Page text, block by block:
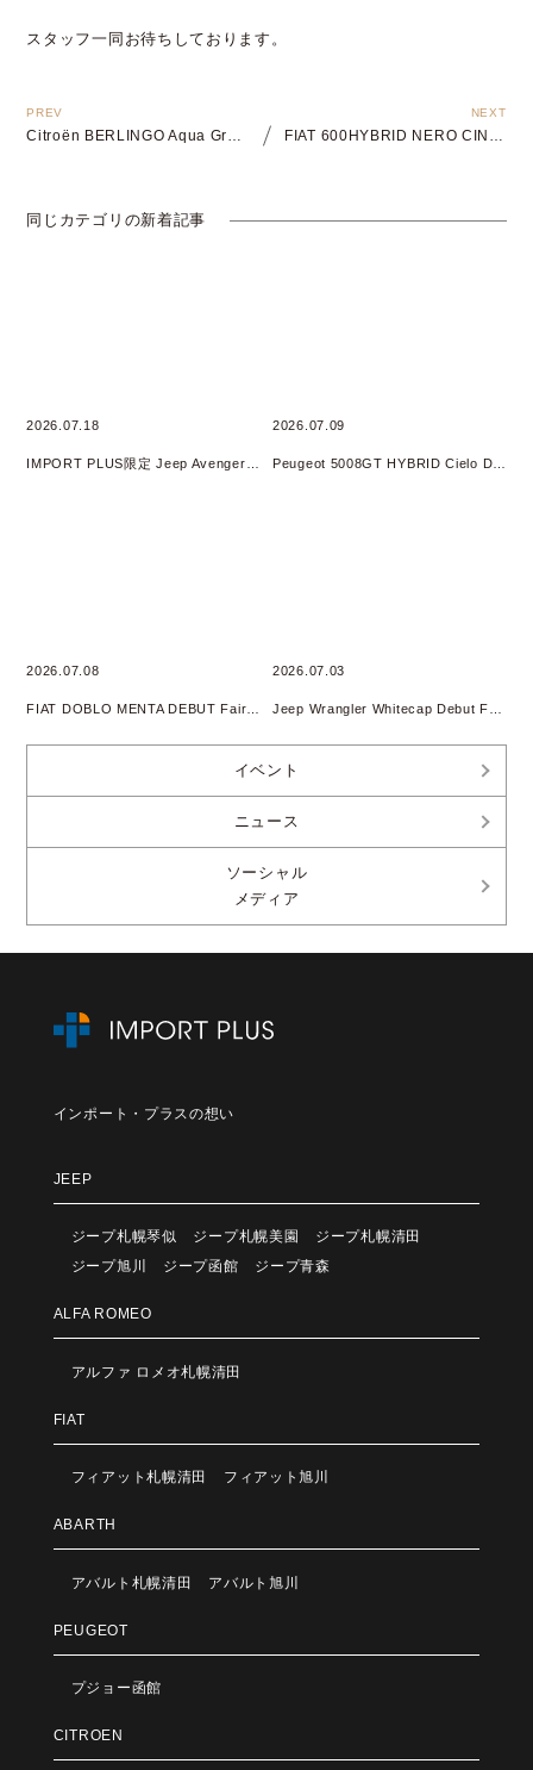
スタッフ一同お待ちしております。
Citroën BERLINGO Aqua Green DEBUT FAIR開催 FIAT 600HYBRID NERO CINEMA DEBUT FAIR開催
同じカテゴリの新着記事
2026.07.18 2026.07.09
2026.07.08 2026.07.03
イベント
ニュース
ソーシャル
メディア
インポート・プラスの想い
JEEP
ジープ札幌琴似 ジープ札幌美園
ジープ札幌清田
ジープ旭川
ジープ函館 ジープ青森
ALFA ROMEO
アルファ ロメオ札幌清田
FIAT
フィアット札幌清田 フィアット旭川
ABARTH
アバルト札幌清田 アバルト旭川
PEUGEOT
プジョー函館
CITROEN